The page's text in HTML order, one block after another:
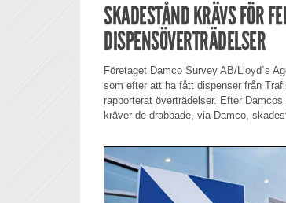
SKADESTÅND KRÄVS FÖR
DISPENSÖVERTRÄDELSER
Företaget Damco Survey AB/Lloyd´s
som efter att ha fått dispenser från
rapporterat överträdelser. Efter
kräver de drabbade, via Damco,